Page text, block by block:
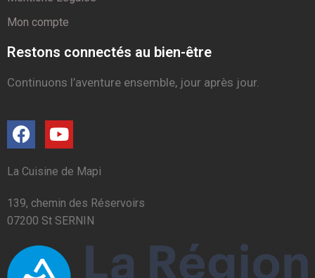
Mon compte
Restons connectés au bien-être
Continuons l’aventure ensemble, jour après jour.
La Cuisine de Mapi
139, chemin des Réservoirs
07200 St SERNIN